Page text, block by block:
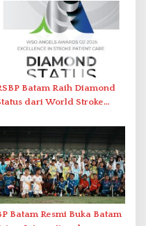
Batam Raih Diamond
dari World Stroke
Internasional
Batam Resmi Buka Batam